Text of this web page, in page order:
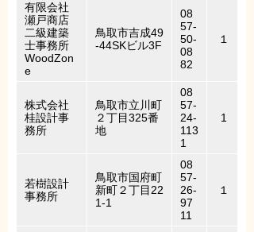
有限会社
瀬戸商店
二級建築
士事務所
WoodZon
e
鳥取市吉成49
-44SKビル3F
08
57-
50-
08
82
１
株式会社
桂設計事
務所
鳥取市立川町
２丁目325番
地
08
57-
24-
113
1
1
若樹設計
事務所
鳥取市国府町
新町２丁目22
1-1
08
57-
26-
97
11
１